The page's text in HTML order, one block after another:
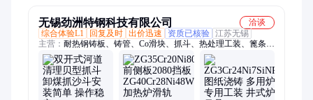
无锡劲洲特钢科技有限公司
洽谈
综合体验L1
回复及时 出价迅速 资质已核验 江苏无锡
主营： 耐热钢铸板、铸管、Co滑块、抓斗、热处理工装、篦条、
料框、料盘、锤头、料筐、耐磨板、铸板、铸件、铸铁、铸钢